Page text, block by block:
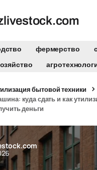
фермерство
бытовой техники
куда сдать и как
деньги